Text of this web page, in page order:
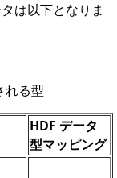
は以下となりま
れる型
HDF データ
型マッピング